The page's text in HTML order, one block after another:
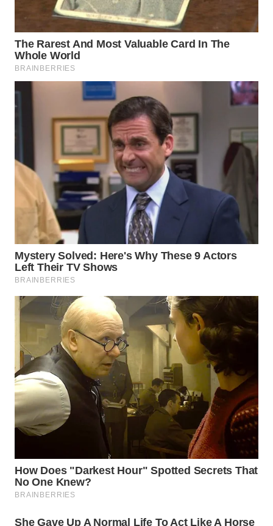
BEKASI
WN
TAPANULI
UTARA
WN
SAMOSIR
WN
PADANG
LAWAS
WN
SUMEDANG
WN
CIANJUR
KEPULAUAN
SERIBU
WN
TANGERANG
BINJAI